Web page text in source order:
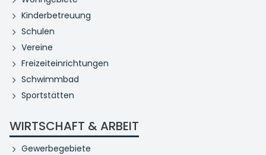
Kinderbetreuung
Schulen
Vereine
Freizeiteinrichtungen
Schwimmbad
Sportstätten
WIRTSCHAFT & ARBEIT
Gewerbegebiete